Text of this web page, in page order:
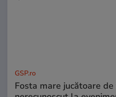
GSP.ro
Fosta mare jucătoare